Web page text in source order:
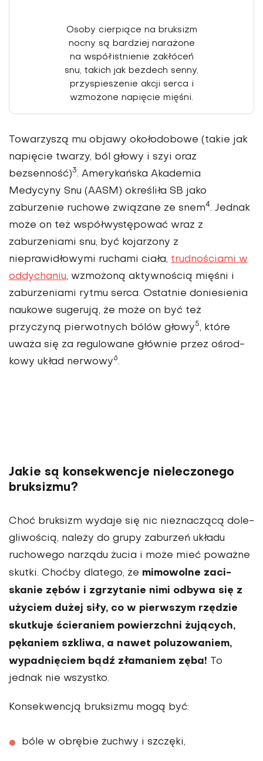
Osoby cierpiące na bruksizm
nocny są bardziej narażone
na współistnienie zakłóceń
snu, takich jak bezdech senny,
przyspieszenie akcji serca i
wzmożone napięcie mięśni.
Towarzyszą mu objawy okołodobowe (takie jak
napię­cie twarzy, ból głowy i szyi oraz
bezsenność)3. Amery­kańska Akademia
Medycyny Snu (AASM) określiła SB jako
zaburzenie ruchowe zwią­zane ze snem4. Jednak
może on też współwystępować wraz z
zaburzeniami snu, być kojarzony z
nieprawidłowymi ruchami ciała, trudnościami w
oddychaniu, wzmożoną aktywnością mięśni i
zabu­rzeniami rytmu serca. Ostatnie doniesienia
naukowe sugerują, że może on być też
przyczyną pier­wotnych bólów głowy5, które
uważa się za regulo­wane głównie przez ośrod­
kowy układ nerwowy6.
Jakie są konsekwencje nieleczonego
bruksizmu?
Choć bruksizm wydaje się nic nieznaczącą dole­
gliwością, należy do grupy zaburzeń układu
ruchowego narządu żucia i może mieć poważne
skutki. Choćby dlatego, że mimowolne zaci­
skanie zębów i zgrzytanie nimi odbywa się z
użyciem dużej siły, co w pierwszym rzędzie
skutkuje ściera­niem powierzchni żujących,
pękaniem szkliwa, a nawet poluzowaniem,
wypadnię­ciem bądź złamaniem zęba! To
jednak nie wszystko.
Kon­sekwencją bruksizmu mogą być:
bóle w obrębie żuchwy i szczęki,